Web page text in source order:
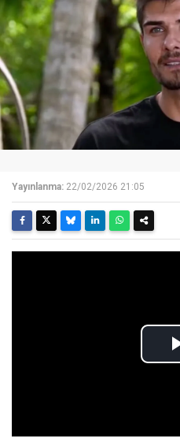
Yayınlanma: 22/02/2026 21:05